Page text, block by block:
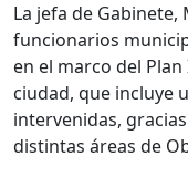
La jefa de
funcionarios
en el marco del
ciudad, que incluye
intervenidas,
distintas áreas de